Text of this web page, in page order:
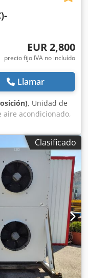
EUR 2,800
precio fijo IVA no incluído
Llamar
, Unidad de
acondicionado,
GCHC, Güntner
usada
2-N(EC)-F4/4P-
interno (V): 27,5
bar Rango de
°C Dcodpfxoy
de prueba
Dimensiones
Altura: 1260 mm
Clasificado